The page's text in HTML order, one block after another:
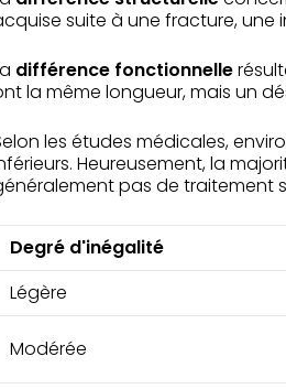
suite à une fracture, une
différence fonctionnelle
la même longueur, mais un
les études médicales,
Heureusement, la
pas de traitement
Degré d'inégalité
Légère
Modérée